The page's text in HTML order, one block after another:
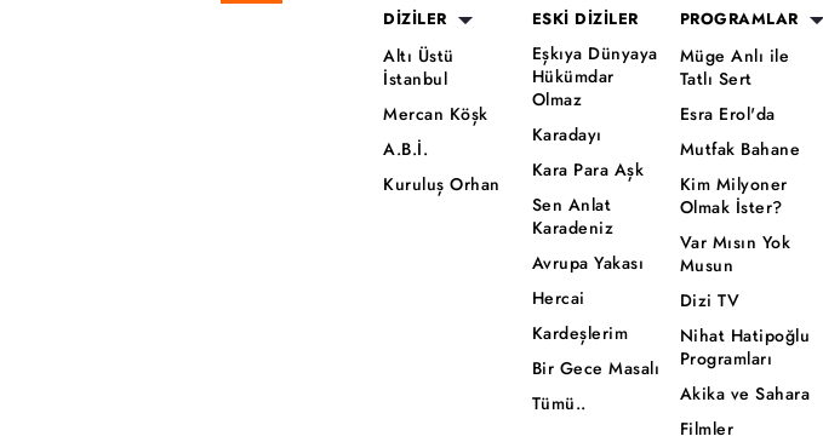
DİZİLER
Altı Üstü
İstanbul
Mercan Köşk
A.B.İ.
Kuruluş Orhan
ESKİ DİZİLER
Eşkıya Dünyaya
Hükümdar
Olmaz
Karadayı
Kara Para Aşk
Sen Anlat
Karadeniz
Avrupa Yakası
Hercai
Kardeşlerim
Bir Gece Masalı
Tümü..
PROGRAMLAR
Müge Anlı ile
Tatlı Sert
Esra Erol'da
Mutfak Bahane
Kim Milyoner
Olmak İster?
Var Mısın Yok
Musun
Dizi TV
Nihat Hatipoğlu
Programları
Akika ve Sahara
Filmler